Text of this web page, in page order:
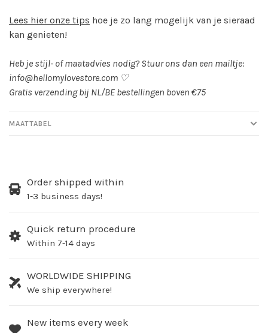
Lees hier onze tips hoe je zo lang mogelijk van je sieraad
kan genieten!
Heb je stijl- of maatadvies nodig? Stuur ons dan een mailtje:
info@hellomylovestore.com ♡
Gratis verzending bij NL/BE bestellingen boven €75
MAATTABEL
Order shipped within
1-3 business days!
Quick return procedure
Within 7-14 days
WORLDWIDE SHIPPING
We ship everywhere!
New items every week